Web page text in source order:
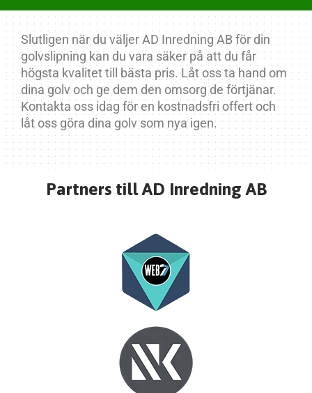
Slutligen när du väljer AD Inredning AB för din
golvslipning kan du vara säker på att du får
högsta kvalitet till bästa pris. Låt oss ta hand om
dina golv och ge dem den omsorg de förtjänar.
Kontakta oss idag för en kostnadsfri offert och
låt oss göra dina golv som nya igen.
Partners till AD Inredning AB